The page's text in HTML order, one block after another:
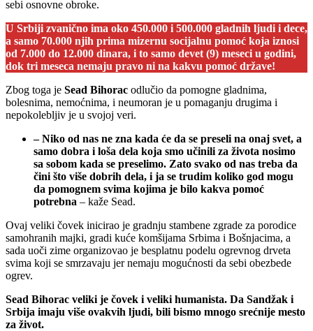
sebi osnovne obroke.
U Srbiji zvanično ima oko 450.000 i 500.000 gladnih ljudi i dece,
a samo 70.000 njih prima mizernu socijalnu pomoć koja iznosi
od 7.000 do 12.000 dinara, i to samo devet (9) meseci u godini,
dok tri meseca nemaju pravo ni na kakvu pomoć države!
Zbog toga je Sead Bihorac odlučio da pomogne gladnima,
bolesnima, nemoćnima, i neumoran je u pomaganju drugima i
nepokolebljiv je u svojoj veri.
– Niko od nas ne zna kada će da se preseli na onaj svet, a
samo dobra i loša dela koja smo učinili za života nosimo
sa sobom kada se preselimo. Zato svako od nas treba da
čini što više dobrih dela, i ja se trudim koliko god mogu
da pomognem svima kojima je bilo kakva pomoć
potrebna – kaže Sead.
Ovaj veliki čovek inicirao je gradnju stambene zgrade za porodice
samohranih majki, gradi kuće komšijama Srbima i Bošnjacima, a
sada uoči zime organizovao je besplatnu podelu ogrevnog drveta
svima koji se smrzavaju jer nemaju mogućnosti da sebi obezbede
ogrev.
Sead Bihorac veliki je čovek i veliki humanista. Da Sandžak i
Srbija imaju više ovakvih ljudi, bili bismo mnogo srećnije mesto
za život.